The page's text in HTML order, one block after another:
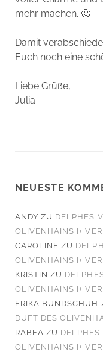
mehr machen. 🙂
Damit
Euch noch eine
Liebe Grüße,
Julia
NEUESTE
ANDY ZU DELPHES
OLIVENHAINS [+
CAROLINE ZU
OLIVENHAINS [+
KRISTIN ZU
OLIVENHAINS [+
ERIKA BUNDSCHUH
DUFT DES
RABEA ZU DELPHES
OLIVENHAINS [+